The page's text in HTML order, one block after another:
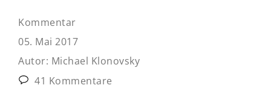
Kommentar
05. Mai 2017
Autor: Michael Klonovsky
41 Kommentare